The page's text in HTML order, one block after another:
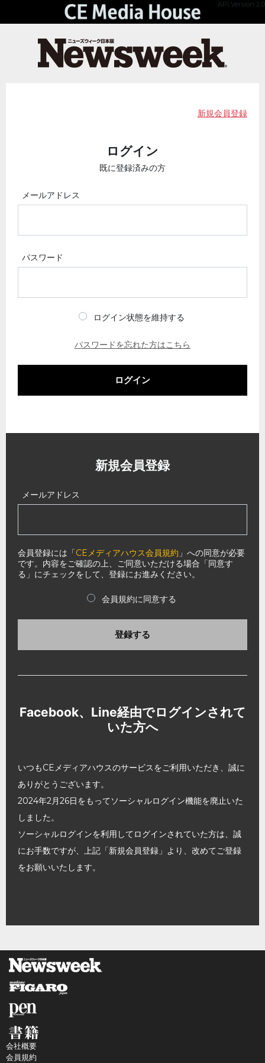
API Version 2.0
新規会員登録
ログイン
既に登録済みの方
メールアドレス
パスワード
ログイン状態を維持する
パスワードを忘れた方はこちら
ログイン
新規会員登録
メールアドレス
会員登録には「CEメディアハウス会員規約 」への同意が必要
です。内容をご確認の上、ご同意いただける場合「同意す
る」にチェックをして、登録にお進みください。
会員規約に同意する
登録する
Facebook、Line経由でログインされて
いた方へ
いつもCEメディアハウスのサービスをご利用いただき、誠に
ありがとうございます。
2024年2月26日をもってソーシャルログイン機能を廃止いた
しました。
ソーシャルログインを利用してログインされていた方は、誠
にお手数ですが、上記「新規会員登録」より、改めてご登録
をお願いいたします。
会社概要
会員規約